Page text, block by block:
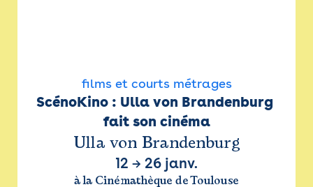
films et courts métrages
ScénoKino : Ulla von Brandenburg
fait son cinéma
Ulla von Brandenburg
12 → 26 janv.
à la Cinémathèque de Toulouse